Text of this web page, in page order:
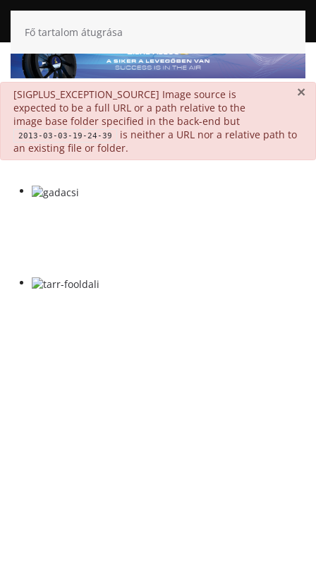
Fő tartalom átugrása
×
danger
[SIGPLUS_EXCEPTION_SOURCE] Image source is
expected to be a full URL or a path relative to the
image base folder specified in the back-end but
2013-03-03-19-24-39
is neither a URL nor a relative path to
an existing file or folder.